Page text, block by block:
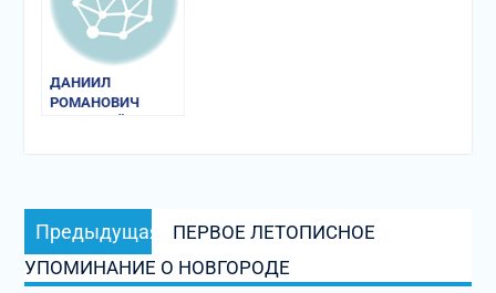
ДАНИИЛ
РОМАНОВИЧ
Навигация
по
записям
Предыдущая
запись:
ПЕРВОЕ ЛЕТОПИСНОЕ
УПОМИНАНИЕ О НОВГОРОДЕ